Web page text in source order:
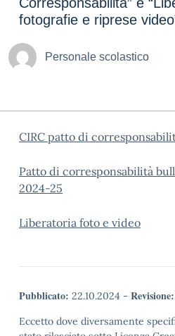
fotografie e riprese
Personale scolastico
CIRC patto di
Patto di corresponsabilità
2024-25
Liberatoria foto e video
Pubblicato: 22.10.2024 - Revisione:
Eccetto dove diversamente